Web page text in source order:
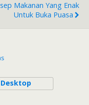
Makanan Yang Enak
Untuk Buka Puasa
Desktop